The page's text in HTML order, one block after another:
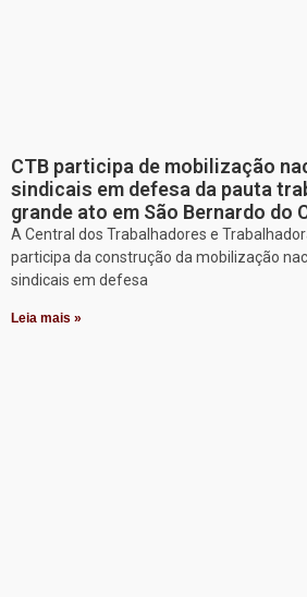
CTB participa de mobilização
sindicais em defesa da pauta
grande ato em São Bernardo do
A Central dos Trabalhadores e
participa da construção da mobilização
sindicais em defesa
Leia mais »